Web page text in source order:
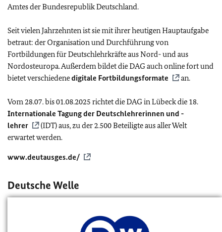
Amtes der Bundesrepublik Deutschland.
Seit vielen Jahrzehnten ist sie mit ihrer heutigen Hauptaufgabe
betraut: der Organisation und Durchführung von
Fortbildungen für Deutschlehrkräfte aus Nord- und aus
Nordosteuropa. Außerdem bildet die DAG auch online fort und
bietet verschiedenedigitale Fortbildungsformate an.
Vom 28.07. bis 01.08.2025 richtet die DAG in Lübeck die 18.
Internationale Tagung der Deutschlehrerinnen und -
lehrer
(IDT) aus, zu der 2.500 Beteiligte aus aller Welt
erwartet werden.
www.deutausges.de/
Deutsche Welle